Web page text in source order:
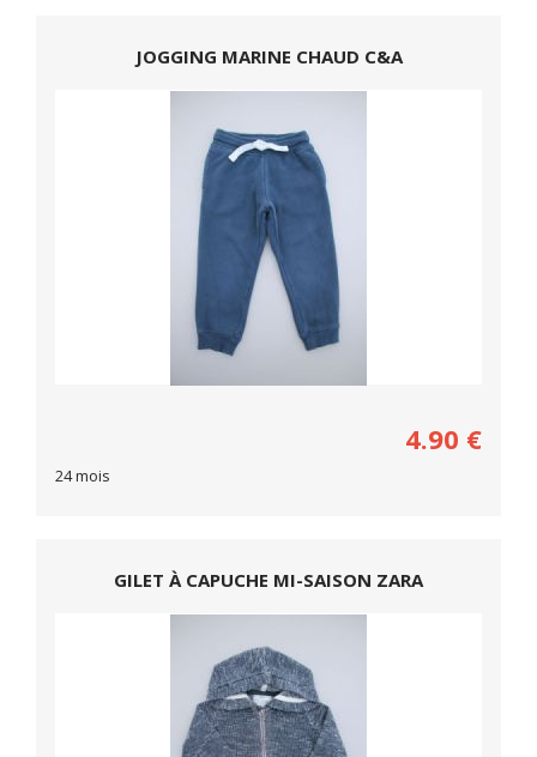
JOGGING MARINE CHAUD C&A
4.90 €
24 mois
GILET À CAPUCHE MI-SAISON ZARA